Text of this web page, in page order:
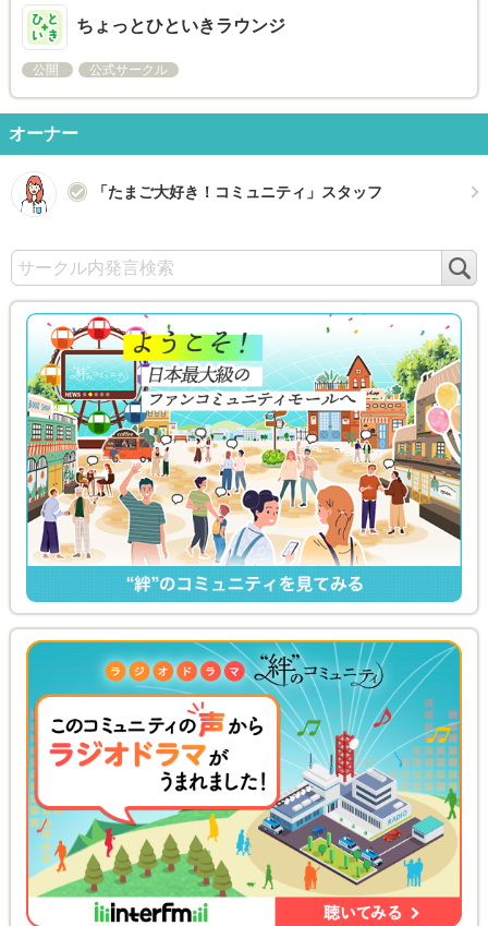
ちょっとひといきラウンジ
公開 公式サークル
オーナー
「たまご大好き！コミュニティ」スタッフ